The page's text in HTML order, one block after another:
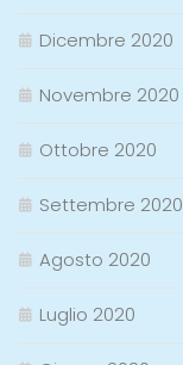
Dicembre 2020
Novembre 2020
Ottobre 2020
Settembre 2020
Agosto 2020
Luglio 2020